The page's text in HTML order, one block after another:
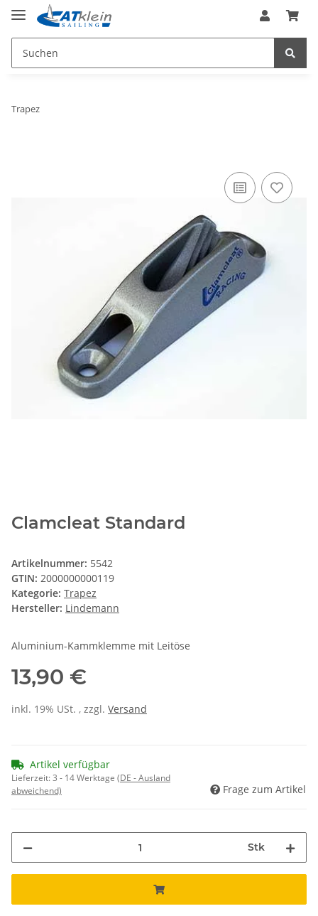
Trapez
Clamcleat Standard
Artikelnummer: 5542
GTIN: 2000000000119
Kategorie: Trapez
Hersteller: Lindemann
Aluminium-Kammklemme mit Leitöse
13,90 €
inkl. 19% USt. , zzgl. Versand
Artikel verfügbar
Lieferzeit:3 - 14 Werktage (DE - Ausland
abweichend)
Frage zum Artikel
Stk